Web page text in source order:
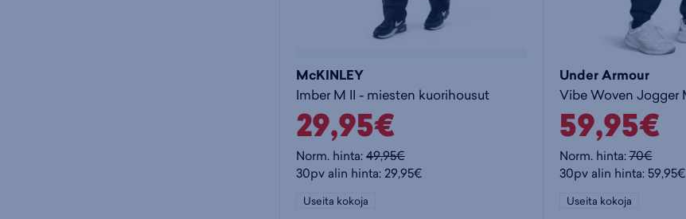
McKINLEY
Imber M II - miesten kuorihousut
29,95€
Norm. hinta:49,95€
30pv alin hinta: 29,95€
Useita kokoja
Under Armour
59,95€
Norm. hinta:70€
30pv alin hinta: 59,95€
Useita kokoja